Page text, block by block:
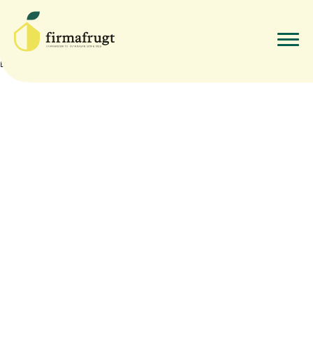
Øko. Sødmælk 3,5%
edit
By